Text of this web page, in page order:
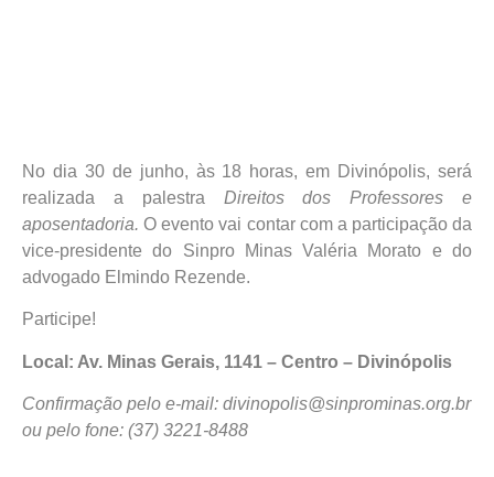
No dia 30 de junho, às 18 horas, em Divinópolis, será
realizada a palestra Direitos dos Professores e
aposentadoria.O evento vai contar com a participação da
vice-presidente do Sinpro Minas Valéria Morato e do
advogado Elmindo Rezende.
Participe!
Local: Av. Minas Gerais, 1141 – Centro – Divinópolis
Confirmação pelo e-mail: divinopolis@sinprominas.org.br
ou pelo fone: (37) 3221-8488